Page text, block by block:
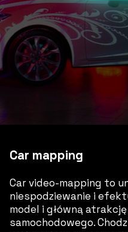
Car mapping
Car video-mapping to
niespodziewanie i
model i główną
samochodowego.